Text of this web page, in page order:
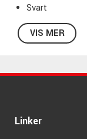
Svart
Vippevinkel 0° til
Materiale stål
Særlige
Sving 90 º
VIS MER
Linker